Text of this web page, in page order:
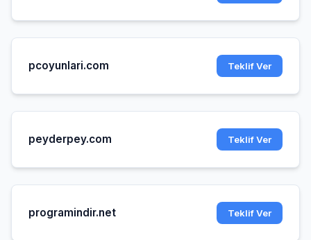
pcoyunlari.com Teklif Ver
peyderpey.com Teklif Ver
programindir.net Teklif Ver